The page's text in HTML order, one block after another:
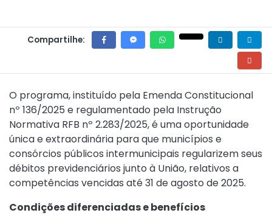
Compartilhe:
O programa, instituído pela Emenda Constitucional
nº 136/2025 e regulamentado pela Instrução
Normativa RFB nº 2.283/2025, é uma oportunidade
única e extraordinária para que municípios e
consórcios públicos intermunicipais regularizem seus
débitos previdenciários junto à União, relativos a
competências vencidas até 31 de agosto de 2025.
Condições diferenciadas e benefícios